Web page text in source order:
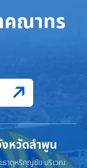
คณาทร
หวัดลำพูน
ธาตุหริภุญชัย บริเวณ